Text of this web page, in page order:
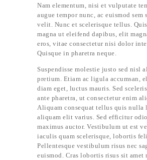
Nam elementum, nisi et vulputate
augue tempor nunc, ac euismod sem
velit. Nunc et scelerisque tellus.
magna ut eleifend dapibus, elit
eros, vitae consectetur nisi dolor
Quisque in pharetra neque.
Suspendisse molestie justo sed nisl
pretium. Etiam ac ligula accumsan,
diam eget, luctus mauris. Sed
ante pharetra, ut consectetur enim
Aliquam consequat tellus quis nulla
aliquam elit varius. Sed efficitur
maximus auctor. Vestibulum ut est
iaculis quam scelerisque, lobortis
Pellentesque vestibulum risus nec
euismod. Cras lobortis risus sit amet